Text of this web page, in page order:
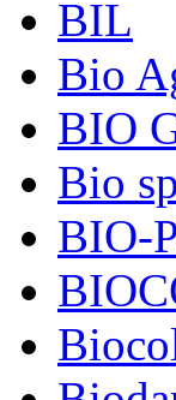
BIL
Bio
BIO
Bio
BIO-